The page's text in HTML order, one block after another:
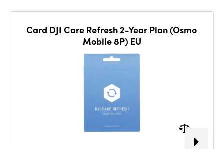
Card DJI Care Refresh 2-Year Plan (Osmo
Mobile 8P) EU